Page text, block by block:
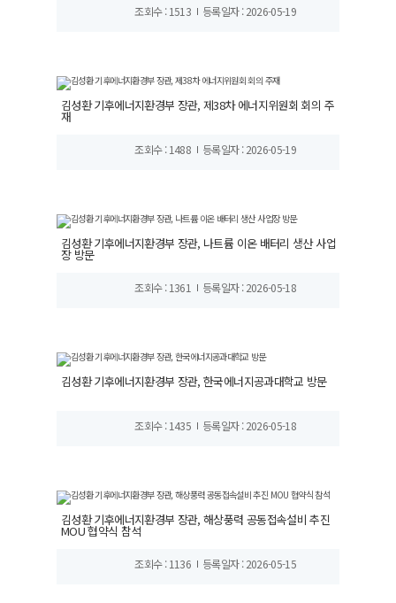
조회수 : 1513 등록일자 : 2026-05-19
김성환 기후에너지환경부 장관, 제38차 에너지위원회 회의 주
재
조회수 : 1488 등록일자 : 2026-05-19
김성환 기후에너지환경부 장관, 나트륨 이온 배터리 생산 사업
장 방문
조회수 : 1361 등록일자 : 2026-05-18
김성환 기후에너지환경부 장관, 한국에너지공과대학교 방문
조회수 : 1435 등록일자 : 2026-05-18
김성환 기후에너지환경부 장관, 해상풍력 공동접속설비 추진
MOU 협약식 참석
조회수 : 1136 등록일자 : 2026-05-15